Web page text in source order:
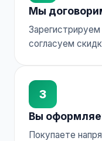
Мы
Зарегистрируем
согласуем
3
Вы
Покупаете